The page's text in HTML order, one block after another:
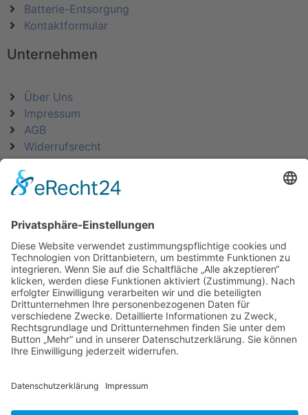
Batterie-Entsorgung
Kontaktformular
Unternehmen
Über Uns
Impressum
AGB
Widerrufsrecht
Datenschutz
KATEGORIEN
ÜBER UNS
UNSERE MARKEN